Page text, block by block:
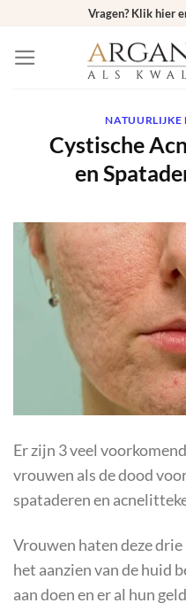
inhoud
Vragen? Klik hier
NATUURLIJKE
Cystische
en
Er zijn 3 veel
vrouwen als de dood
spataderen en
Vrouwen haten deze
het aanzien van de huid
aan doen en er al hun